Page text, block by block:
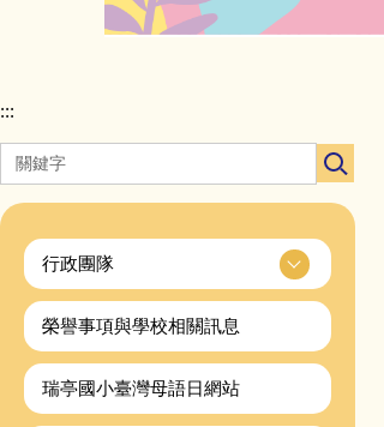
:::
行政團隊
榮譽事項與學校相關訊息
瑞亭國小臺灣母語日網站